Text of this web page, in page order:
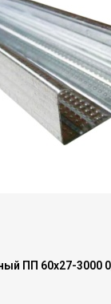
ПП 60х27-3000